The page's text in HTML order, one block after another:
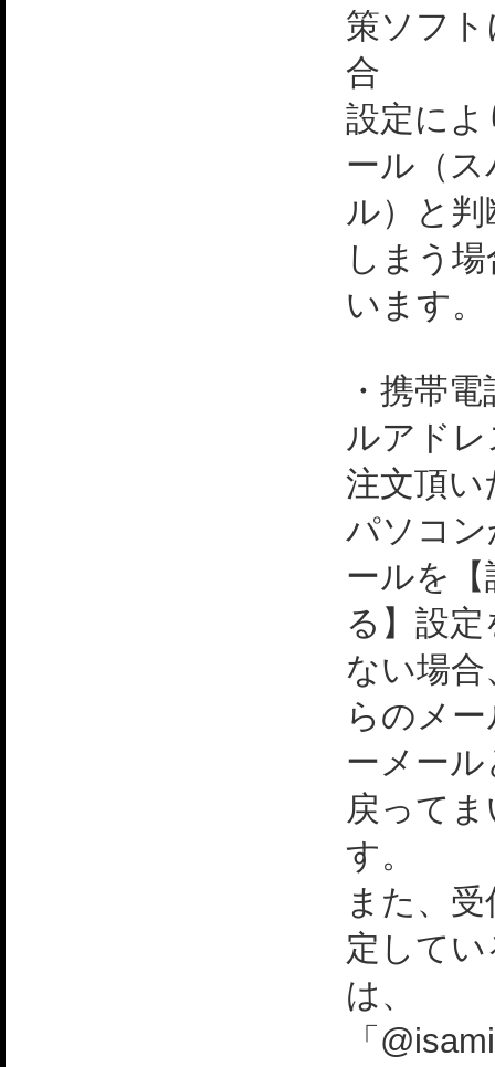
策ソフ
合
設定に
ール（
ル）と
しまう
います。
・携帯
ルアド
注文頂い
パソコ
ールを【
る】設
ない場
らのメ
ーメー
戻って
す。
また、
定して
は、
「